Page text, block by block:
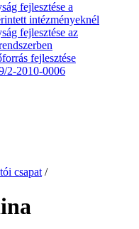
fejlesztése a
intézményeknél
fejlesztése az
fejlesztése
2-2010-0006
csapat /